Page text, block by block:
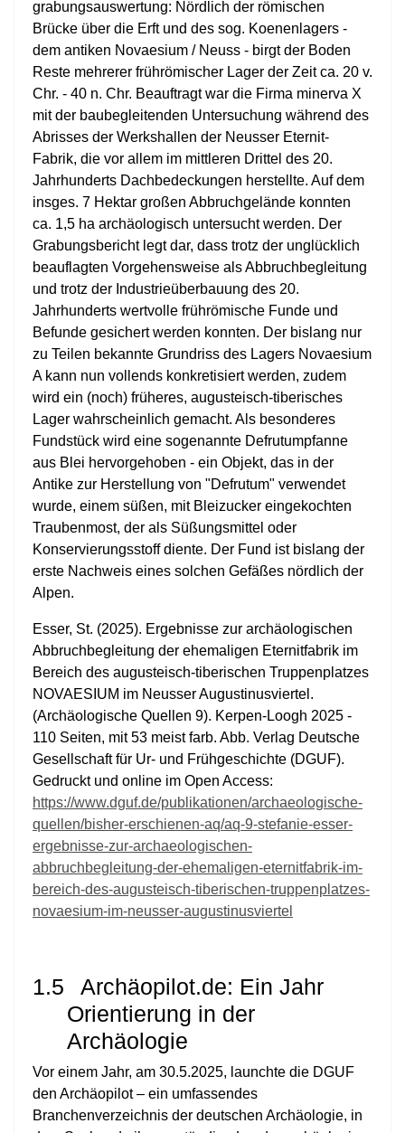
grabungsauswertung: Nördlich der römischen
Brücke über die Erft und des sog. Koenenlagers -
dem antiken Novaesium / Neuss - birgt der Boden
Reste mehrerer frührömischer Lager der Zeit ca. 20 v.
Chr. - 40 n. Chr. Beauftragt war die Firma minerva X
mit der baubegleitenden Untersuchung während des
Abrisses der Werkshallen der Neusser Eternit-
Fabrik, die vor allem im mittleren Drittel des 20.
Jahrhunderts Dachbedeckungen herstellte. Auf dem
insges. 7 Hektar großen Abbruchgelände konnten
ca. 1,5 ha archäologisch untersucht werden. Der
Grabungsbericht legt dar, dass trotz der unglücklich
beauflagten Vorgehensweise als Abbruchbegleitung
und trotz der Industrieüberbauung des 20.
Jahrhunderts wertvolle frührömische Funde und
Befunde gesichert werden konnten. Der bislang nur
zu Teilen bekannte Grundriss des Lagers Novaesium
A kann nun vollends konkretisiert werden, zudem
wird ein (noch) früheres, augusteisch-tiberisches
Lager wahrscheinlich gemacht. Als besonderes
Fundstück wird eine sogenannte Defrutumpfanne
aus Blei hervorgehoben - ein Objekt, das in der
Antike zur Herstellung von "Defrutum" verwendet
wurde, einem süßen, mit Bleizucker eingekochten
Traubenmost, der als Süßungsmittel oder
Konservierungsstoff diente. Der Fund ist bislang der
erste Nachweis eines solchen Gefäßes nördlich der
Alpen.
Esser, St. (2025). Ergebnisse zur archäologischen
Abbruchbegleitung der ehemaligen Eternitfabrik im
Bereich des augusteisch-tiberischen Truppenplatzes
NOVAESIUM im Neusser Augustinusviertel.
(Archäologische Quellen 9). Kerpen-Loogh 2025 -
110 Seiten, mit 53 meist farb. Abb. Verlag Deutsche
Gesellschaft für Ur- und Frühgeschichte (DGUF).
Gedruckt und online im Open Access:
https://www.dguf.de/publikationen/archaeologische-
quellen/bisher-erschienen-aq/aq-9-stefanie-esser-
ergebnisse-zur-archaeologischen-
abbruchbegleitung-der-ehemaligen-eternitfabrik-im-
bereich-des-augusteisch-tiberischen-truppenplatzes-
novaesium-im-neusser-augustinusviertel
1.5
Archäopilot.de: Ein Jahr
Orientierung in der
Archäologie
Vor einem Jahr, am 30.5.2025, launchte die DGUF
den Archäopilot – ein umfassendes
Branchenverzeichnis der deutschen Archäologie, in